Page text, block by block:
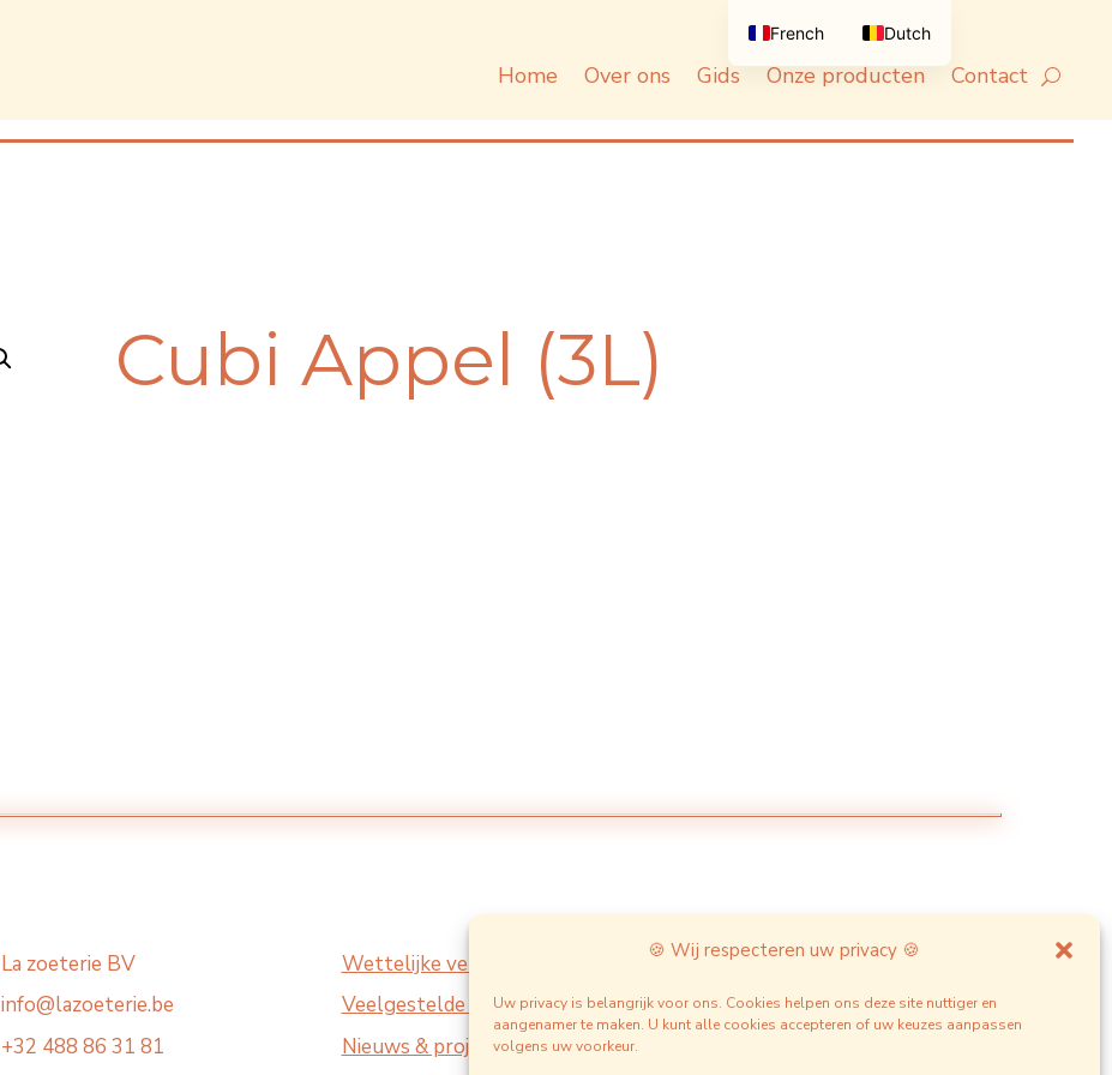
🍪 Wij respecteren uw privacy 🍪
Uw privacy is belangrijk voor ons. Cookies helpen ons deze site nuttiger en
aangenamer te maken. U kunt alle cookies accepteren of uw keuzes aanpassen
volgens uw voorkeur.
Home Over ons Gids Onze producten Contact
Cubi Appel (3L)
La zoeterie BV
info@lazoeterie.be
+32 488 86 31 81
Wettelijke vermeldingen
Veelgestelde vragen
Nieuws & projecten
French Dutch